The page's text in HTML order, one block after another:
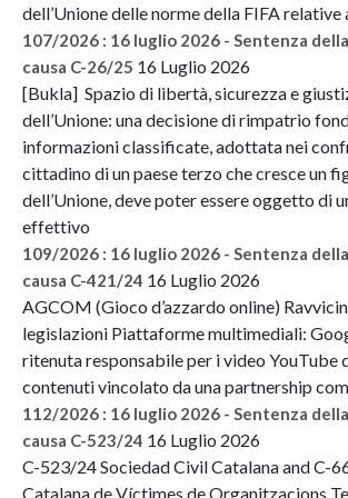
dell’Unione delle norme della FIFA relative
107/2026 : 16 luglio 2026 - Sentenza
causa C-26/25 16 Luglio 2026
[Bukla] Spazio di libertà, sicurezza e
dell’Unione: una decisione di rimpatrio
informazioni classificate, adottata nei
cittadino di un paese terzo che cresce un
dell’Unione, deve poter essere oggetto di
effettivo
109/2026 : 16 luglio 2026 - Sentenza
causa C-421/24 16 Luglio 2026
AGCOM (Gioco d’azzardo online)
legislazioni Piattaforme multimediali:
ritenuta responsabile per i video YouTube
contenuti vincolato da una partnership
112/2026 : 16 luglio 2026 - Sentenza
causa C-523/24 16 Luglio 2026
C-523/24 Sociedad Civil Catalana and C-
Catalana de Víctimes de Organitzacions